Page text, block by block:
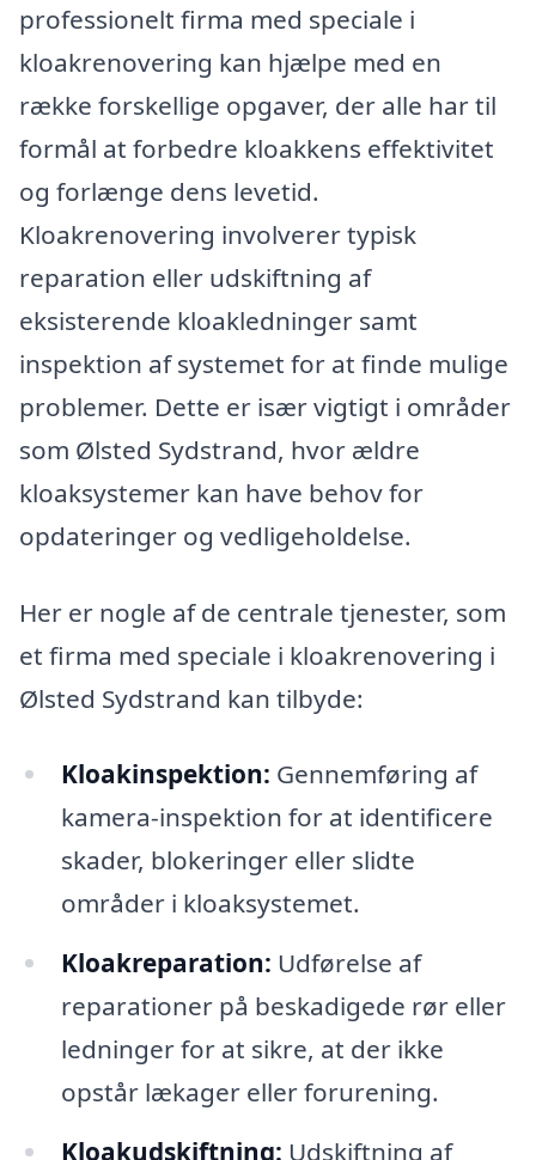
professionelt firma med speciale i
kloakrenovering kan hjælpe med en
række forskellige opgaver, der alle har til
formål at forbedre kloakkens effektivitet
og forlænge dens levetid.
Kloakrenovering involverer typisk
reparation eller udskiftning af
eksisterende kloakledninger samt
inspektion af systemet for at finde mulige
problemer. Dette er især vigtigt i områder
som Ølsted Sydstrand, hvor ældre
kloaksystemer kan have behov for
opdateringer og vedligeholdelse.
Her er nogle af de centrale tjenester, som
et firma med speciale i kloakrenovering i
Ølsted Sydstrand kan tilbyde:
Kloakinspektion: Gennemføring af
kamera-inspektion for at identificere
skader, blokeringer eller slidte
områder i kloaksystemet.
Kloakreparation: Udførelse af
reparationer på beskadigede rør eller
ledninger for at sikre, at der ikke
opstår lækager eller forurening.
Kloakudskiftning: Udskiftning af